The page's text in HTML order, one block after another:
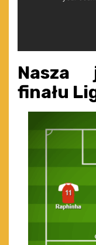
Nasza
finału